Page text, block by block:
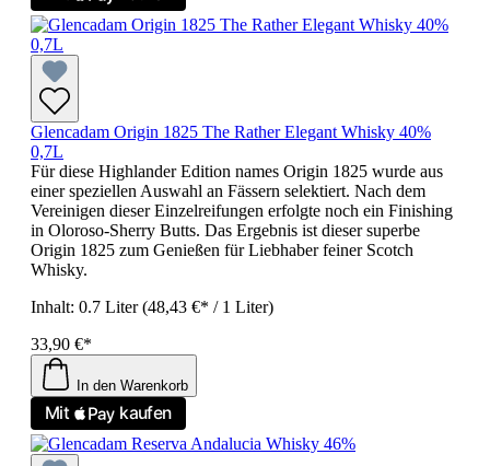
Glencadam Origin 1825 The Rather Elegant Whisky 40%
0,7L
Für diese Highlander Edition names Origin 1825 wurde aus
einer speziellen Auswahl an Fässern selektiert. Nach dem
Vereinigen dieser Einzelreifungen erfolgte noch ein Finishing
in Oloroso-Sherry Butts. Das Ergebnis ist dieser superbe
Origin 1825 zum Genießen für Liebhaber feiner Scotch
Whisky.
Inhalt: 0.7 Liter(48,43 €* / 1 Liter)
33,90 €*
In den Warenkorb